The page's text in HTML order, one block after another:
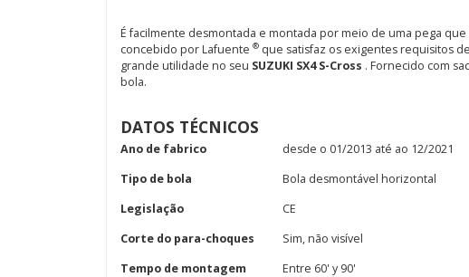
É facilmente desmontada e montada por meio de uma pega
concebido por Lafuente ® que satisfaz os exigentes requisitos
grande utilidade no seu SUZUKI SX4 S-Cross . Fornecido com
bola.
DATOS TÉCNICOS
Ano de fabrico
desde o 01/2013 até ao 12/2021
Tipo de bola
Bola desmontável horizontal
Legislação
CE
Corte do para-choques
Sim, não visível
Tempo de montagem
Entre 60' y 90'